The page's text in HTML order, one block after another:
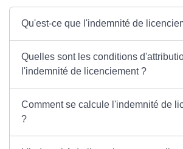
Qu'est-ce que l'indemnité de
Quelles sont les conditions
l'indemnité de licenciement ?
Comment se calcule l'indemnité de
?